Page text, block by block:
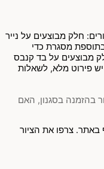
חלק מבוצעים על נייר
מסגרת כדי
מבוצעים על בד קנבס
פירוט מלא, לשאלות
בהזמנה בסגנון, האם
צרפו את הציור